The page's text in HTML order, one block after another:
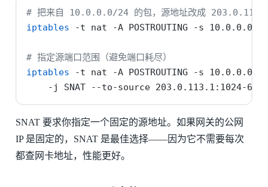
# 把来自 10.0.0.0/24 的包，源地址改成
iptables
-t nat -A POSTROUTING -s 10.0.0.0/
# 指定源端口范围（避免端口耗尽）
iptables
-t nat -A POSTROUTING -s 10.0.0.0/
-j
SNAT --to-source 203.0.113.1:1024-
SNAT 要求你指定一个固定的源地址。如果网关的公网
IP 是固定的，SNAT 是最佳选择——因为它不需要每次
都查网卡地址，性能更好。